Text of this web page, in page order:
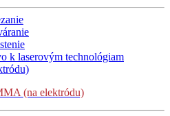
k laserovým technológiam
(na elektródu)